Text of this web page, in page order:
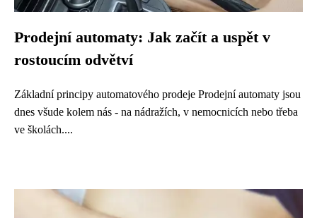
Prodejní automaty: Jak začít a uspět v
rostoucím odvětví
Základní principy automatového prodeje Prodejní automaty jsou
dnes všude kolem nás - na nádražích, v nemocnicích nebo třeba
ve školách....